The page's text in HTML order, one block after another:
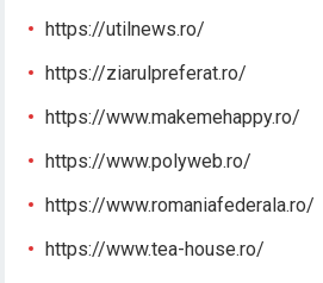
https://utilnews.ro/
https://ziarulpreferat.ro/
https://www.makemehappy.ro/
https://www.polyweb.ro/
https://www.romaniafederala.ro/
https://www.tea-house.ro/